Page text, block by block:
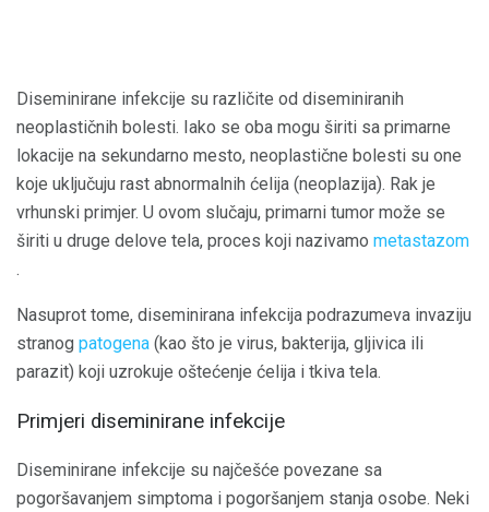
Diseminirane infekcije su različite od diseminiranih
neoplastičnih bolesti. Iako se oba mogu širiti sa primarne
lokacije na sekundarno mesto, neoplastične bolesti su one
koje uključuju rast abnormalnih ćelija (neoplazija). Rak je
vrhunski primjer. U ovom slučaju, primarni tumor može se
širiti u druge delove tela, proces koji nazivamo metastazom
.
Nasuprot tome, diseminirana infekcija podrazumeva invaziju
stranog patogena (kao što je virus, bakterija, gljivica ili
parazit) koji uzrokuje oštećenje ćelija i tkiva tela.
Primjeri diseminirane infekcije
Diseminirane infekcije su najčešće povezane sa
pogoršavanjem simptoma i pogoršanjem stanja osobe. Neki